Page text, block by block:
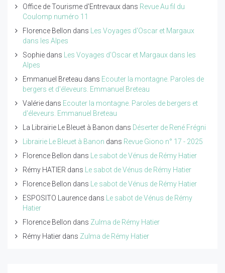
Office de Tourisme d'Entrevaux dans Revue Au fil du
Coulomp numéro 11
Florence Bellon dans
Les Voyages d'Oscar et Margaux
dans les Alpes
Sophie dans
Les Voyages d'Oscar et Margaux dans les
Alpes
Emmanuel Breteau dans Ecouter la montagne. Paroles de
bergers et d'éleveurs. Emmanuel Breteau
Valérie dans Ecouter la montagne. Paroles de bergers et
d'éleveurs. Emmanuel Breteau
La Librairie Le Bleuet à Banon dans Déserter de René Frégni
Librairie Le Bleuet à Banon dans Revue Giono n° 17 - 2025
Florence Bellon dans
Le sabot de Vénus de Rémy Hatier
Rémy HATIER dans
Le sabot de Vénus de Rémy Hatier
Florence Bellon dans
Le sabot de Vénus de Rémy Hatier
ESPOSITO Laurence dans
Le sabot de Vénus de Rémy
Hatier
Florence Bellon dans Zulma de Rémy Hatier
Rémy Hatier dans Zulma de Rémy Hatier